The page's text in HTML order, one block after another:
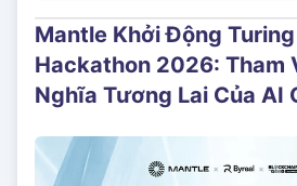
Mantle Khởi Động
Hackathon 2026: Tham
Nghĩa Tương Lai Của AI